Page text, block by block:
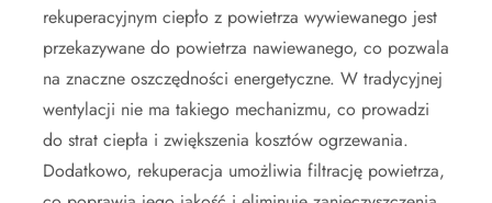
rekuperacyjnym ciepło z powietrza wywiewanego jest
przekazywane do powietrza nawiewanego, co pozwala
na znaczne oszczędności energetyczne. W tradycyjnej
wentylacji nie ma takiego mechanizmu, co prowadzi
do strat ciepła i zwiększenia kosztów ogrzewania.
Dodatkowo, rekuperacja umożliwia filtrację powietrza,